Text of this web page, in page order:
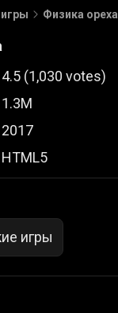
Физика ореха
4.5 (1,030 votes)
1.3M
2017
HTML5
игры